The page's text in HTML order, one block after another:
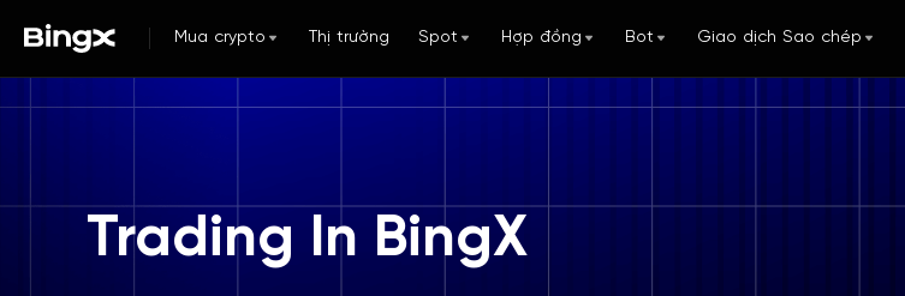
Mua crypto Thị trường Spot Hợp đồng Bot Giao dịch Sao chép
Trading In BingX